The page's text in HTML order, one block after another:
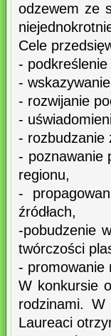
odzewem ze
Cele
-
-
- rozwijanie
-
- rozbudzanie
- poznawanie
regionu,
-
źródłach,
-pobudzenie
twórczości
- promowanie
W konkursie
rodzinami.
Laureaci